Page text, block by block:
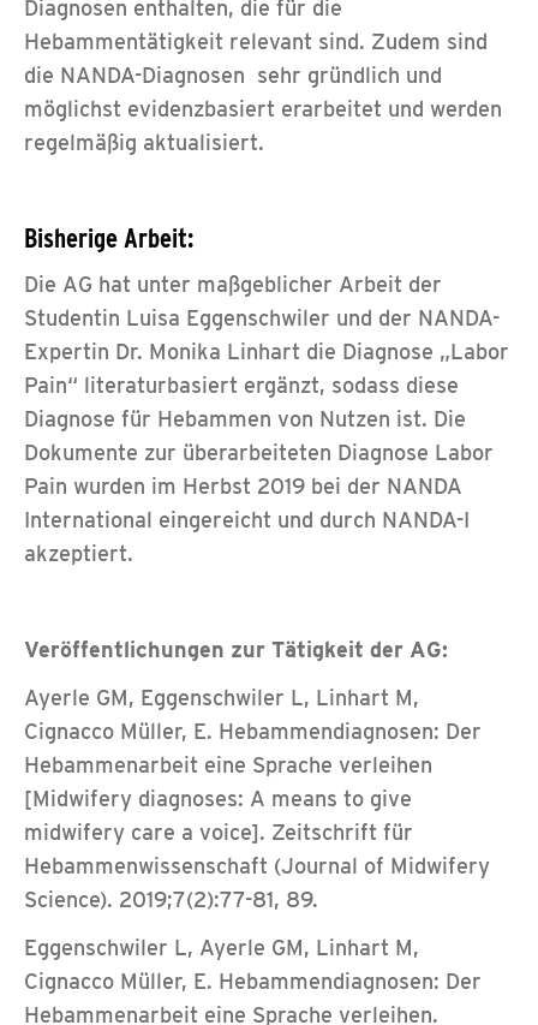
Diagnosen enthalten, die für die
Hebammentätigkeit relevant sind. Zudem sind
die NANDA-Diagnosen sehr gründlich und
möglichst evidenzbasiert erarbeitet und werden
regelmäßig aktualisiert.
Bisherige Arbeit:
Die AG hat unter maßgeblicher Arbeit der
Studentin Luisa Eggenschwiler und der NANDA-
Expertin Dr. Monika Linhart die Diagnose „Labor
Pain“ literaturbasiert ergänzt, sodass diese
Diagnose für Hebammen von Nutzen ist. Die
Dokumente zur überarbeiteten Diagnose Labor
Pain wurden im Herbst 2019 bei der NANDA
International eingereicht und durch NANDA-I
akzeptiert.
Veröffentlichungen zur Tätigkeit der AG:
Ayerle GM, Eggenschwiler L, Linhart M,
Cignacco Müller, E. Hebammendiagnosen: Der
Hebammenarbeit eine Sprache verleihen
[Midwifery diagnoses: A means to give
midwifery care a voice]. Zeitschrift für
Hebammenwissenschaft (Journal of Midwifery
Science). 2019;7(2):77-81, 89.
Eggenschwiler L, Ayerle GM, Linhart M,
Cignacco Müller, E. Hebammendiagnosen: Der
Hebammenarbeit eine Sprache verleihen.